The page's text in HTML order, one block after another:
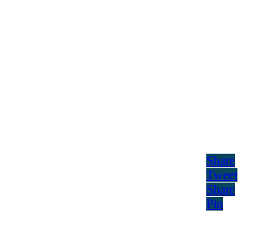
Share
Tweet
Share
Pin